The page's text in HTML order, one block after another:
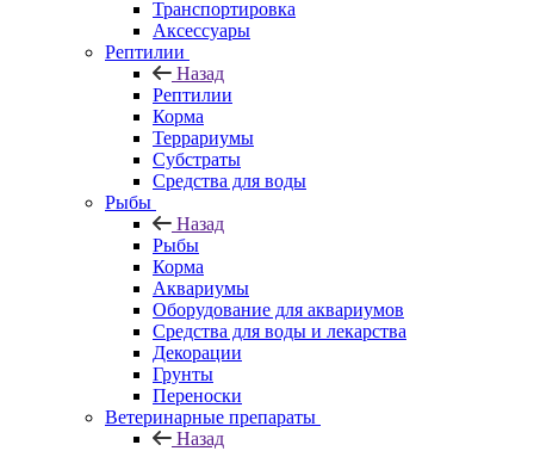
Транспортировка
Аксессуары
Рептилии
Назад
Рептилии
Корма
Террариумы
Субстраты
Средства для воды
Рыбы
Назад
Рыбы
Корма
Аквариумы
Оборудование для аквариумов
Средства для воды и лекарства
Декорации
Грунты
Переноски
Ветеринарные препараты
Назад